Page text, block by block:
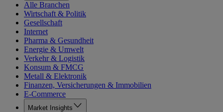
Alle Branchen
Wirtschaft & Politik
Gesellschaft
Internet
Pharma & Gesundheit
Energie & Umwelt
Verkehr & Logistik
Konsum & FMCG
Metall & Elektronik
Finanzen, Versicherungen & Immobilien
E-Commerce
Market Insights